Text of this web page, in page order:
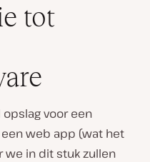
tot
voor een
web app (wat het
we in dit stuk zullen